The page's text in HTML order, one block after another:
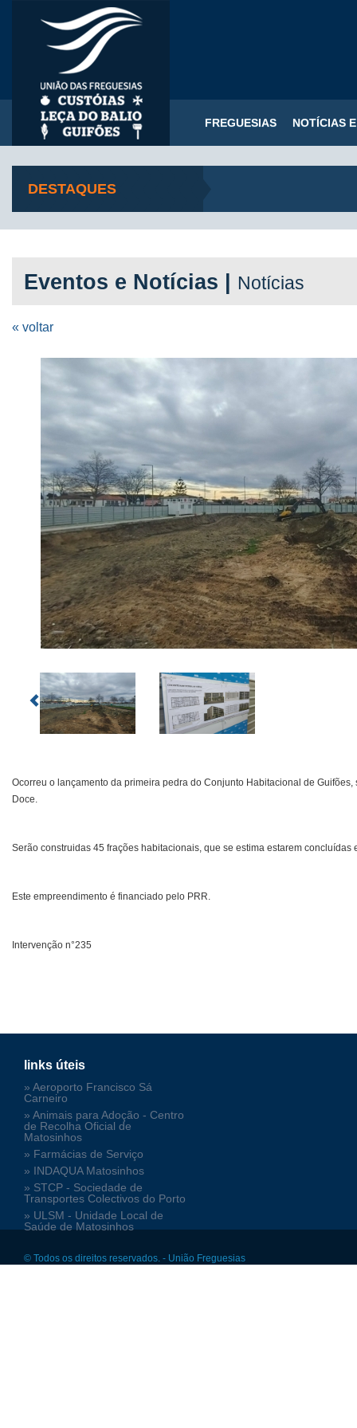
FREGUESIAS NOTÍCIAS
DESTAQUES
Eventos e Notícias | Notícias
« voltar
Ocorreu o lançamento da primeira pedra do Conjunto Habitacional de
Doce.
Serão construidas 45 frações habitacionais, que se estima estarem concluídas
Este empreendimento é financiado pelo PRR.
ntervenção n°235
links úteis
» Aeroporto Francisco Sá
Carneiro
» Animais para Adoção - Centro
de Recolha Oficial de
Matosinhos
» Farmácias de Serviço
» INDAQUA Matosinhos
» STCP - Sociedade de
Transportes Colectivos do Porto
» ULSM - Unidade Local de
Saúde de Matosinhos
© Todos os direitos reservados. - União Freguesias